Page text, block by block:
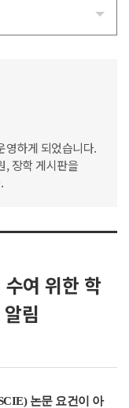
영하게 되었습니다.
, 장학 게시판을
여 위한 학
림
논문 요건이 아